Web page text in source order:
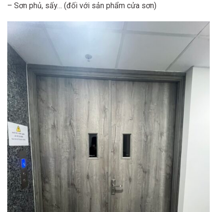
– Sơn phủ, sấy… (đối với sản phẩm cửa sơn)